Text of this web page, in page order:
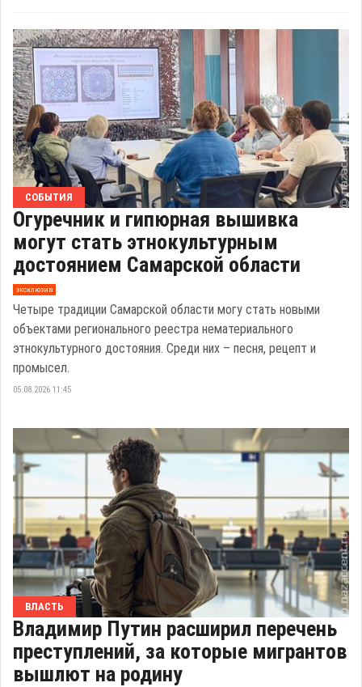
СОБЫТИЯ
Огуречник и гипюрная вышивка
могут стать этнокультурным
достоянием Самарской области
эксклюзив
Четыре традиции Самарской области могу стать новыми
объектами регионального реестра нематериального
этнокультурного достояния. Среди них – песня, рецепт и
промысел.
05.08.2026 11:45
ВЛАСТЬ
Владимир Путин расширил перечень
преступлений, за которые мигрантов
вышлют на родину